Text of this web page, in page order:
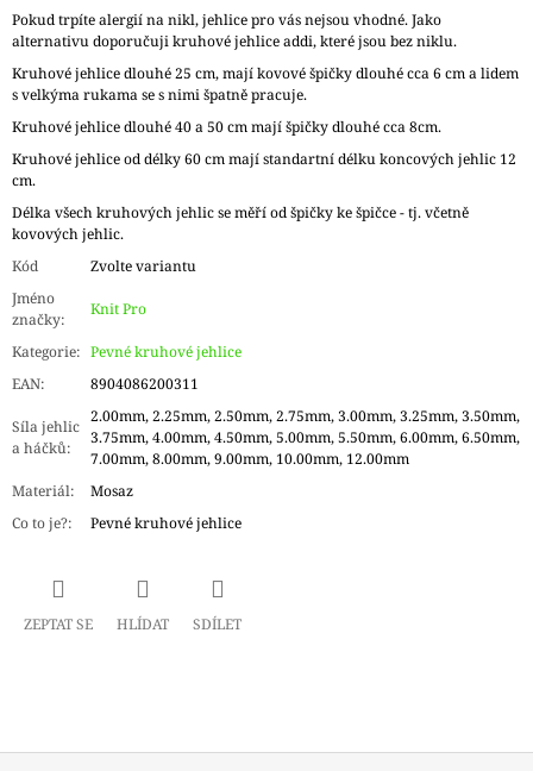
Pokud trpíte alergií na nikl, jehlice pro vás nejsou vhodné. Jako
alternativu doporučuji kruhové jehlice addi, které jsou bez niklu.
Kruhové jehlice dlouhé 25 cm, mají kovové špičky dlouhé cca 6 cm a lidem
s velkýma rukama se s nimi špatně pracuje.
Kruhové jehlice dlouhé 40 a 50 cm mají špičky dlouhé cca 8cm.
Kruhové jehlice od délky 60 cm mají standartní délku koncových jehlic 12
cm.
Délka všech kruhových jehlic se měří od špičky ke špičce - tj. včetně
kovových jehlic.
Kód
Zvolte variantu
Jméno
značky:
Knit Pro
Kategorie: Pevné kruhové jehlice
EAN: 8904086200311
Síla jehlic
a háčků:
2.00mm, 2.25mm, 2.50mm, 2.75mm, 3.00mm, 3.25mm, 3.50mm,
3.75mm, 4.00mm, 4.50mm, 5.00mm, 5.50mm, 6.00mm, 6.50mm,
7.00mm, 8.00mm, 9.00mm, 10.00mm, 12.00mm
Materiál:
Mosaz
Co to je?: Pevné kruhové jehlice
ZEPTAT SE HLÍDAT SDÍLET